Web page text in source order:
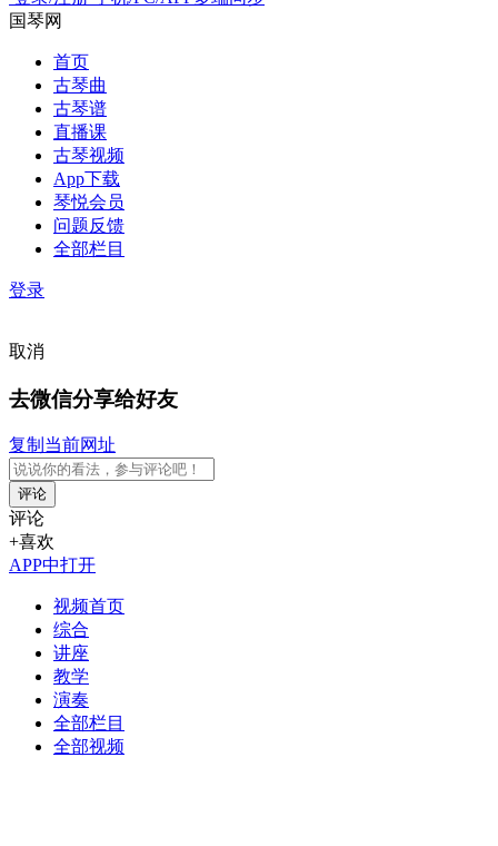
国琴网
首页
古琴曲
古琴谱
直播课
古琴视频
App下载
琴悦会员
问题反馈
全部栏目
登录
取消
去微信分享给好友
复制当前网址
评论
评论
+喜欢
APP中打开
视频首页
综合
讲座
教学
演奏
全部栏目
全部视频